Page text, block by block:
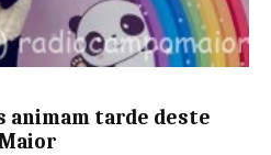
animam tarde deste